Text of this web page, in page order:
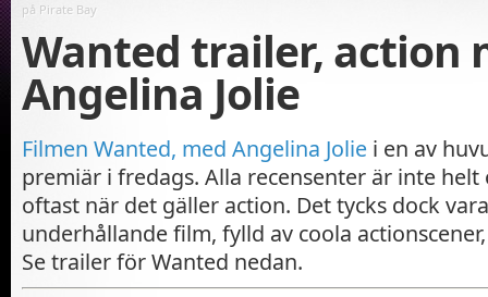
på Pirate Bay
Wanted trailer, action
Angelina Jolie
Filmen Wanted, med Angelina Jolie i en av
premiär i fredags. Alla recensenter är inte helt
oftast när det gäller action. Det tycks dock
underhållande film, fylld av coola
Se trailer för Wanted nedan.